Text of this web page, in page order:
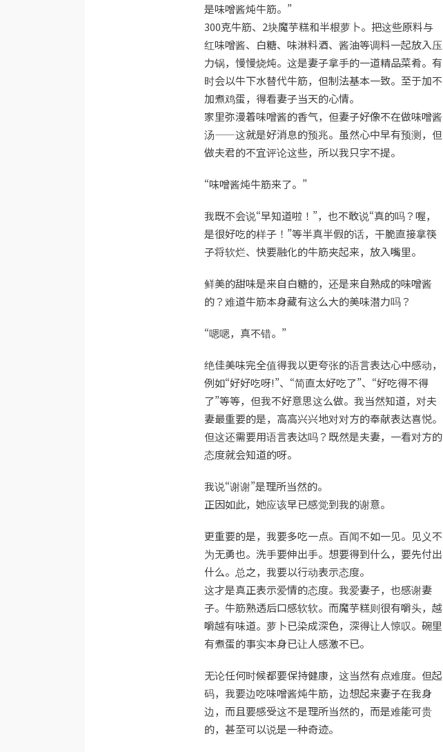
是味噌酱炖牛筋。”
300克牛筋、2块魔芋糕和半根萝卜。把这些原料与
红味噌酱、白糖、味淋料酒、酱油等调料一起放入压
力锅，慢慢烧炖。这是妻子拿手的一道精品菜肴。有
时会以牛下水替代牛筋，但制法基本一致。至于加不
加煮鸡蛋，得看妻子当天的心情。
家里弥漫着味噌酱的香气，但妻子好像不在做味噌酱
汤——这就是好消息的预兆。虽然心中早有预测，但
做夫君的不宜评论这些，所以我只字不提。
“味噌酱炖牛筋来了。”
我既不会说“早知道啦！”，也不敢说“真的吗？喔，
是很好吃的样子！”等半真半假的话，干脆直接拿筷
子将软烂、快要融化的牛筋夹起来，放入嘴里。
鲜美的甜味是来自白糖的，还是来自熟成的味噌酱
的？难道牛筋本身藏有这么大的美味潜力吗？
“嗯嗯，真不错。”
绝佳美味完全值得我以更夸张的语言表达心中感动，
例如“好好吃呀!”、“简直太好吃了”、“好吃得不得
了”等等，但我不好意思这么做。我当然知道，对夫
妻最重要的是，高高兴兴地对对方的奉献表达喜悦。
但这还需要用语言表达吗？既然是夫妻，一看对方的
态度就会知道的呀。
我说“谢谢”是理所当然的。
正因如此，她应该早已感觉到我的谢意。
更重要的是，我要多吃一点。百闻不如一见。见义不
为无勇也。洗手要伸出手。想要得到什么，要先付出
什么。总之，我要以行动表示态度。
这才是真正表示爱情的态度。我爱妻子，也感谢妻
子。牛筋熟透后口感软软。而魔芋糕则很有嚼头，越
嚼越有味道。萝卜已染成深色，深得让人惊叹。碗里
有煮蛋的事实本身已让人感激不已。
无论任何时候都要保持健康，这当然有点难度。但起
码，我要边吃味噌酱炖牛筋，边想起来妻子在我身
边，而且要感受这不是理所当然的，而是难能可贵
的，甚至可以说是一种奇迹。